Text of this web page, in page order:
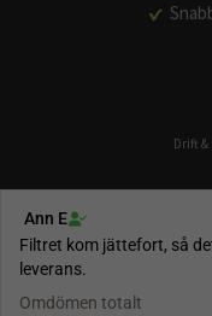
Drift